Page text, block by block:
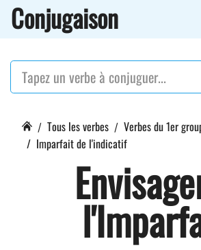
Conjugaison
Tous les verbes Verbes du 1er
Imparfait de l'indicatif